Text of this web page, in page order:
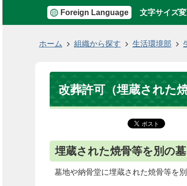
Foreign Language 文字サイズ
ホーム 組織から探す 生活環境部
改葬許可（埋蔵された
埋蔵された焼骨等を別の
墓地や納骨堂に埋蔵された焼骨等を